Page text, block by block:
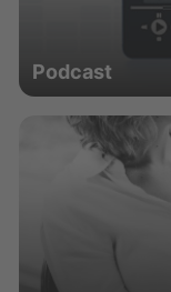
Podcast